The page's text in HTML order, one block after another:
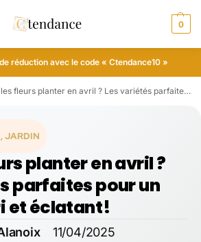
0
réduction avec le code « Ctendance10 »
fleurs planter en avril ? Les variétés parfaites pour un jardin fleuri et éclatant !
,JARDIN
planter en avril ?
parfaites pour un
et éclatant !
11/04/2025